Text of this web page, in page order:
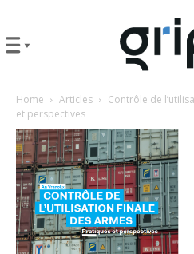
Home Articles
Contrôle de
et perspectives